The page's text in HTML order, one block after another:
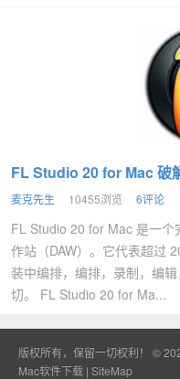
FL Studio 20 for Mac 破
麦克先生 10455浏览 6评论
FL Studio 20 for Mac 是一个
作站（DAW）。它代表超过
装中编排，编排，录制，编
切。 FL Studio 20 for Ma...
版权所有，保留一切权利！ ©
Mac软件下载 | SiteMap